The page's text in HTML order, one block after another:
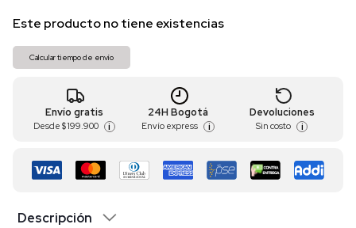
Este producto no tiene existencias
Calcular tiempo de envío
Envío gratis
Desde $ 199.900 i
24H Bogotá
Envío express i
Devoluciones
Sin costo i
Descripción